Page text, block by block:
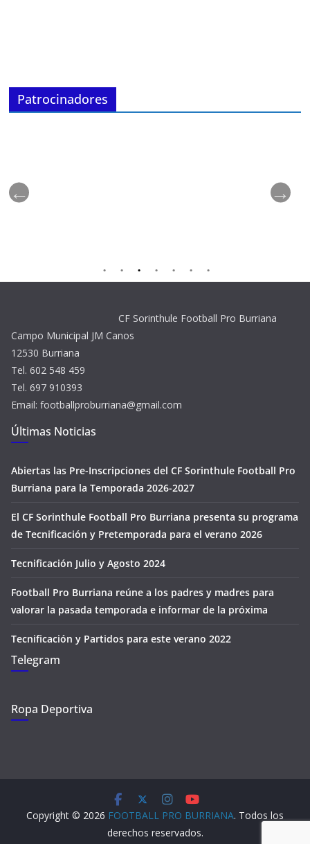
Patrocinadores
CF Sorinthule Football Pro Burriana
Campo Municipal JM Canos
12530 Burriana
Tel. 602 548 459
Tel. 697 910393
Email: footballproburriana@gmail.com
Últimas Noticias
Abiertas las Pre-Inscripciones del CF Sorinthule Football Pro
Burriana para la Temporada 2026-2027
El CF Sorinthule Football Pro Burriana presenta su programa
de Tecnificación y Pretemporada para el verano 2026
Tecnificación Julio y Agosto 2024
Football Pro Burriana reúne a los padres y madres para
valorar la pasada temporada e informar de la próxima
Tecnificación y Partidos para este verano 2022
Telegram
Ropa Deportiva
Copyright © 2026 FOOTBALL PRO BURRIANA. Todos los
derechos reservados.